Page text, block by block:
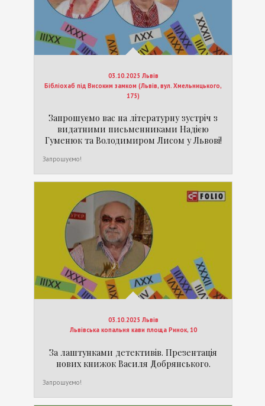
03.10.2025 Львів
Бібліохаб під Високим замком (Львів, вул. Хмельницького,
175)
Запрошуємо вас на літературну зустріч з
видатними письменниками Надією
Гуменюк та Володимиром Лисом у Львові!
Запрошуємо!
03.10.2025 Львів
Львівська копальня кави площа Ринок, 10
За лаштунками детективів. Презентація
нових книжок Василя Добрянського.
Запрошуємо!